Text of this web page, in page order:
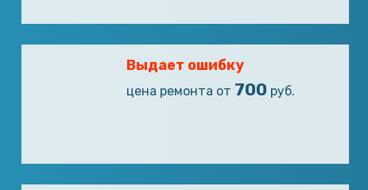
Выдает ошибку
цена ремонта от 700 руб.